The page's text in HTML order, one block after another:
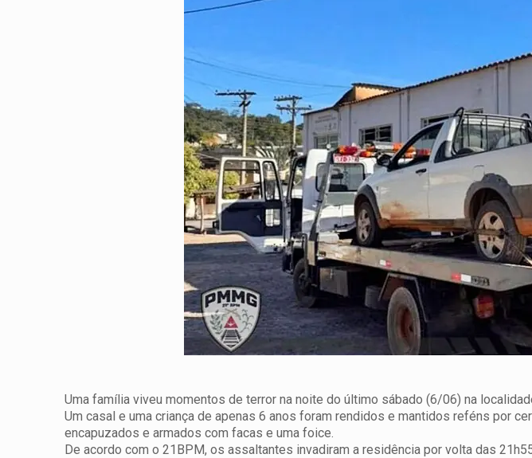
Uma família viveu momentos de terror na noite do último sábado (6/06) na
Um casal e uma criança de apenas 6 anos foram rendidos e mantidos reféns por
encapuzados e armados com facas e uma foice.
De acordo com o 21BPM, os assaltantes invadiram a residência por volta das